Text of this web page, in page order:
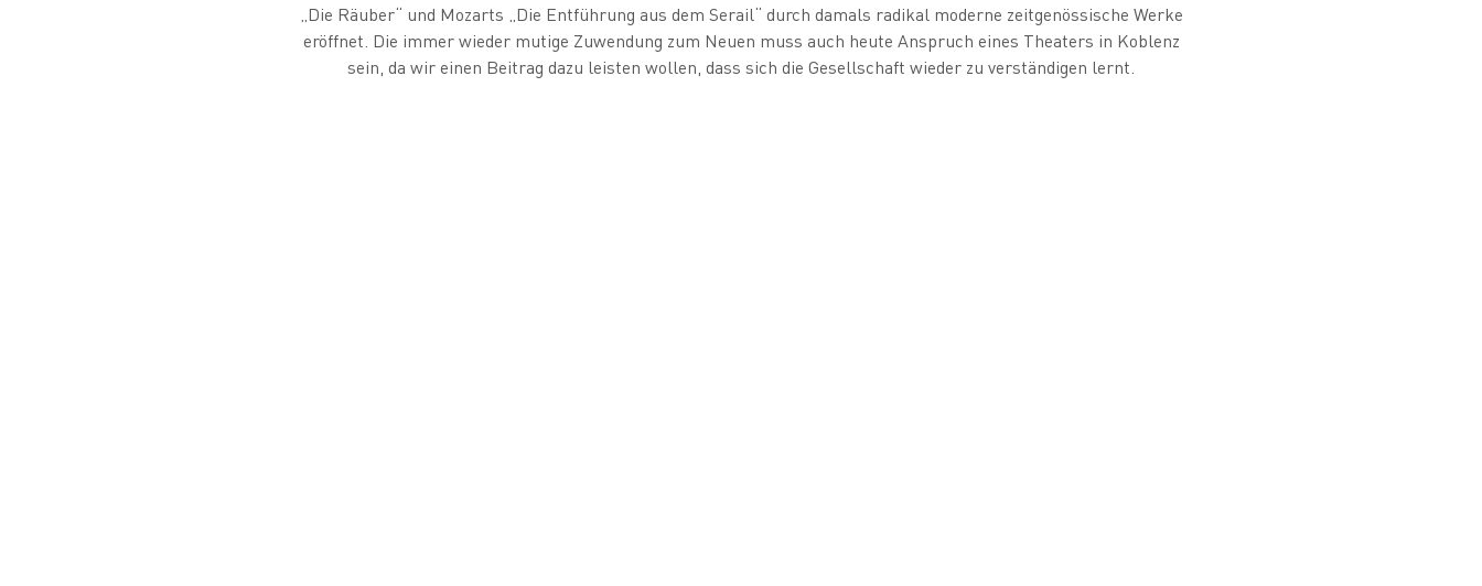
„Die Räuber“ und Mozarts „Die Entführung aus dem Serail“ durch damals radikal moderne zeitgenössische Werke
eröffnet. Die immer wieder mutige Zuwendung zum Neuen muss auch heute Anspruch eines Theaters in Koblenz
sein, da wir einen Beitrag dazu leisten wollen, dass sich die Gesellschaft wieder zu verständigen lernt.